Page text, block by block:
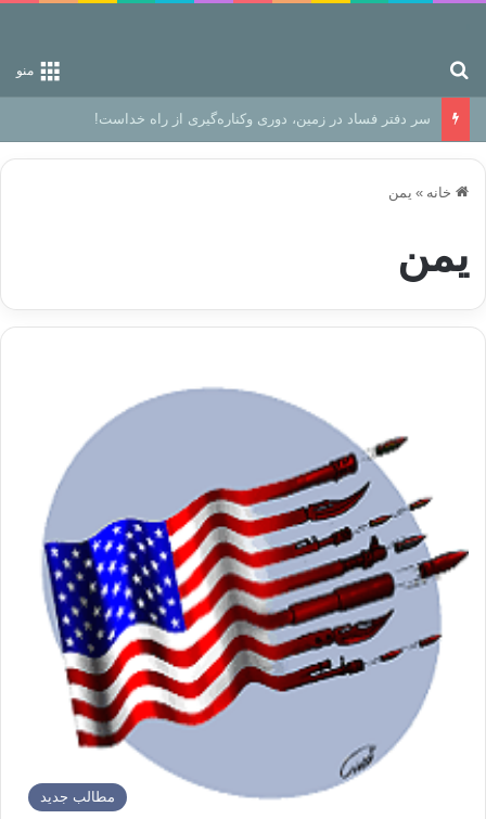
منو
سر دفتر فساد در زمین‌، دوری وکناره‌گیری از راه خداست‌!
خانه » یمن
یمن
مطالب جدید